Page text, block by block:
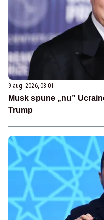
9 aug. 2026, 08:01
Musk spune „nu”
Trump